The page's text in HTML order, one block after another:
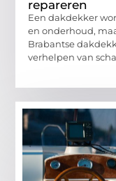
repareren
Een dakdekker
en onderhoud,
Brabantse
verhelpen van